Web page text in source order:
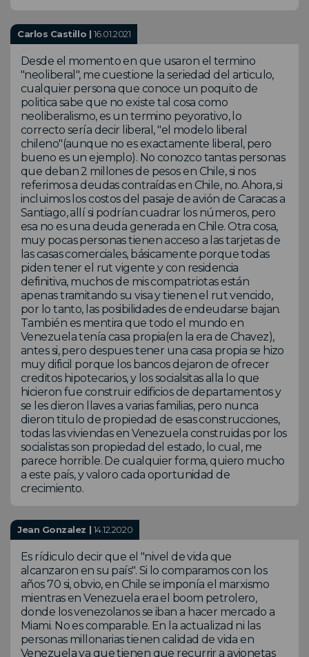
Carlos Castillo | 16.01.2021
Desde el momento en que usaron el termino
"neoliberal", me cuestione la seriedad del articulo,
cualquier persona que conoce un poquito de
politica sabe que no existe tal cosa como
neoliberalismo, es un termino peyorativo, lo
correcto sería decir liberal, "el modelo liberal
chileno"(aunque no es exactamente liberal, pero
bueno es un ejemplo). No conozco tantas personas
que deban 2 millones de pesos en Chile, si nos
referimos a deudas contraídas en Chile, no. Ahora, si
incluimos los costos del pasaje de avión de Caracas a
Santiago, allí si podrían cuadrar los números, pero
esa no es una deuda generada en Chile. Otra cosa,
muy pocas personas tienen acceso a las tarjetas de
las casas comerciales, básicamente porque todas
piden tener el rut vigente y con residencia
definitiva, muchos de mis compatriotas están
apenas tramitando su visa y tienen el rut vencido,
por lo tanto, las posibilidades de endeudarse bajan.
También es mentira que todo el mundo en
Venezuela tenía casa propia(en la era de Chavez),
antes si, pero despues tener una casa propia se hizo
muy dificil porque los bancos dejaron de ofrecer
creditos hipotecarios, y los socialsitas alla lo que
hicieron fue construir edificios de departamentos y
se les dieron llaves a varias familias, pero nunca
dieron titulo de propiedad de esas construcciones,
todas las viviendas en Venezuela construidas por los
socialistas son propiedad del estado, lo cual, me
parece horrible. De cualquier forma, quiero mucho
a este país, y valoro cada oportunidad de
crecimiento.
Jean Gonzalez | 14.12.2020
Es rídiculo decir que el "nivel de vida que
alcanzaron en su país". Si lo comparamos con los
años 70 si, obvio, en Chile se imponía el marxismo
mientras en Venezuela era el boom petrolero,
donde los venezolanos se iban a hacer mercado a
Miami. No es comparable. En la actualizad ni las
personas millonarias tienen calidad de vida en
Venezuela ya que tienen que recurrir a avionetas